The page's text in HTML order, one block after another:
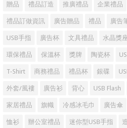
贈品 禮品訂造 推廣禮品 企業禮品
禮品訂做資訊 廣告贈品 禮品 廣告
USB手指 廣告杯 文具禮品 水晶獎
環保禮品 保溫杯 獎牌 陶瓷杯
T-Shirt 商務禮品 禮品杯 銀碟
外套/風褸 廣告衫 背心 USB Flash
家居禮品 旗幟 冷感冰毛巾 廣告傘
恤衫 辦公室禮品 迷你型USB手指